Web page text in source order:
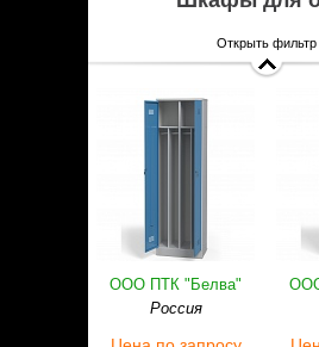
Услуги
Монтаж
светильников
Запасные части
Гарантийное
Доставка
Производители
Открыть фильтр
ООО ПТК "Белва"
Россия